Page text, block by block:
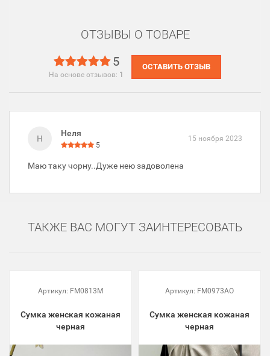
ОТЗЫВЫ О ТОВАРЕ
5
На основе отзывов: 1
ОСТАВИТЬ ОТЗЫВ
Н
Неля
5
15 ноября 2023
Маю таку чорну..Дуже нею задоволена
ТАКЖЕ ВАС МОГУТ ЗАИНТЕРЕСОВАТЬ
Артикул: FM0813M
Сумка женская кожаная
черная
Артикул: FM0973AO
Сумка женская кожаная
черная